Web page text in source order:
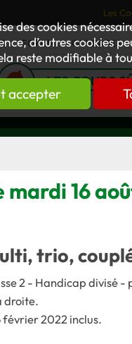
des cookies
d’autres cookies
reste modifiable à
accepter
Les
FORUM OUVRAGES
LES COUPS
mardi 16
trio,
2 - Handicap divisé -
droite.
février 2022 inclus.